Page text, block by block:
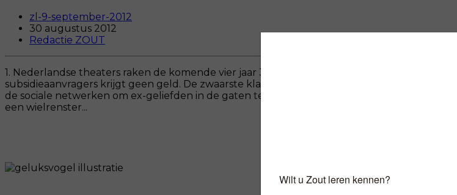
zl-9-september-2012
30 augustus 2012
Redactie ZOUT
1. Nederlandse theaters raken de komende vier jaar 35 procent van hun inkomsten kwijt,
subsidieaanvragers krijgt geen geld. De zwaarste klappen vallen bij kamermuziek en
de sociale netwerken om ex-geliefden in de gaten te houden. Zijn wij even blij dat we niet
een wielrenster...